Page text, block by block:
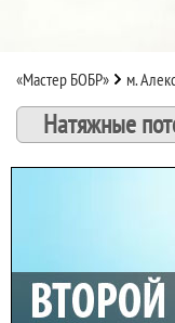
«Мастер БОБР» м.
Натяжные